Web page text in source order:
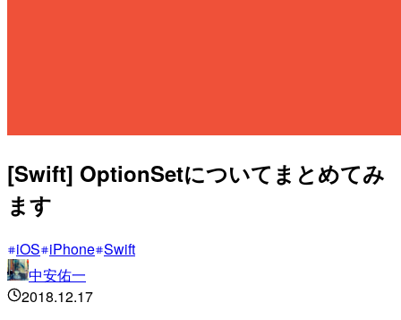
[Swift] OptionSetについてまとめてみ
ます
iOS iPhone Swift
中安佑一
2018.12.17